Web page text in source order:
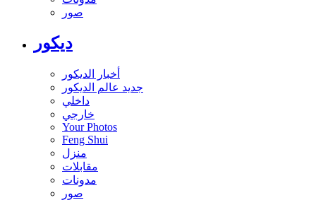
صور
ديكور
أخبار الديكور
جديد عالم الديكور
داخلي
خارجي
Your Photos
Feng Shui
منزل
مقابلات
مدونات
صور